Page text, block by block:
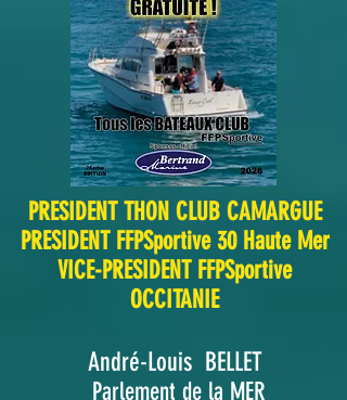
PRESIDENT THON CLUB CAMARGUE
PRESIDENT FFPSportive 30 Haute Mer
VICE-PRESIDENT FFPSportive
OCCITANIE
André-Louis BELLET
Parlement de la MER